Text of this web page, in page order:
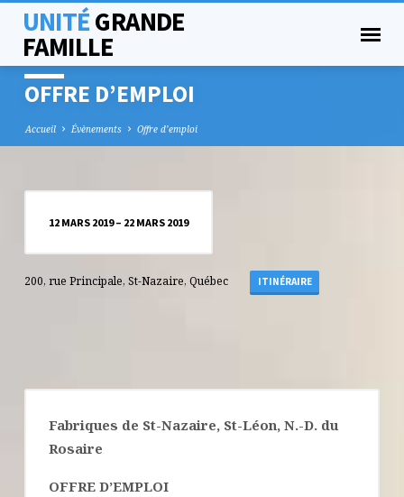
UNITÉGRANDE
FAMILLE
OFFRE D’EMPLOI
Accueil Évènements Offre d’emploi
OFFRE
12 MARS 2019 – 22 MARS 2019
200, rue Principale, St-Nazaire, Québec ITINÉRAIRE
Fabriques de St-Nazaire, St-Léon, N.-D. du
Rosaire
OFFRE D’EMPLOI